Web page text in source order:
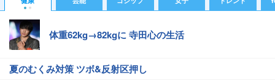
体重62kg→82kgに 寺田心の生活
夏のむくみ対策 ツボ&反射区押し